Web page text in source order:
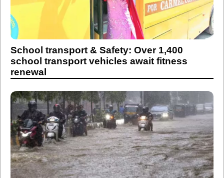
School transport & Safety: Over 1,400
school transport vehicles await fitness
renewal